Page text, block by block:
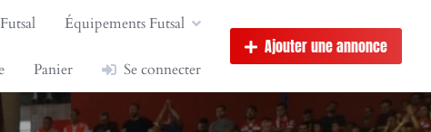
Équipements Futsal
Panier Se connecter
Ajouter une annonce